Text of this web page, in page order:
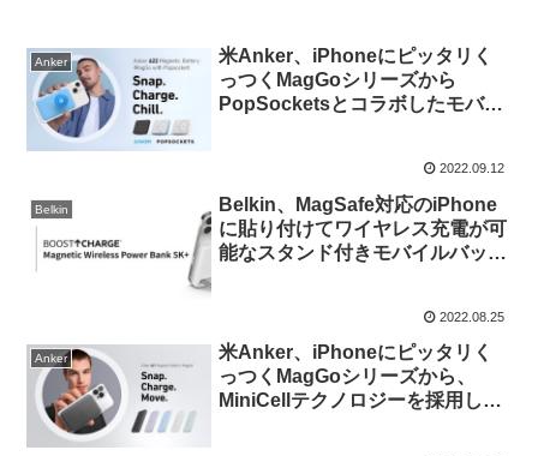
Anker
米Anker、iPhoneにピッタリく
っつくMagGoシリーズから
PopSocketsとコラボしたモバイ
2022.09.12
Belkin
Belkin、MagSafe対応のiPhone
に貼り付けてワイヤレス充電が可
能なスタンド付きモバイルバッテ
2022.08.25
Anker
米Anker、iPhoneにピッタリく
っつくMagGoシリーズから、
MiniCellテクノロジーを採用しよ